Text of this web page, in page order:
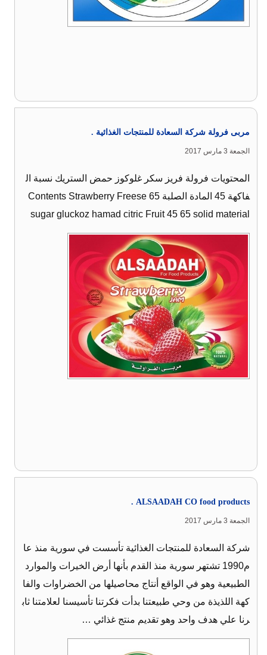
مربى فرولة شركة السعادة للمنتجات الغذائية .
الجمعة 3 مارس 2017
المحتويات فرولة فريز سكر غلوكوز حمض الستريك نسبة ال
فاكهة 45 المادة الصلبة 65 Contents Strawberry Freese
sugar gluckoz hamad citric Fruit 45 65 solid material
ALSAADAH CO food products .
الجمعة 3 مارس 2017
شركة السعادة للمنتجات الغذائية تأسست في سورية منذ عا
م1990 تشتهر سورية منذ القدم بأنها أرض الخيرات والموارد
الطبيعية وهو في الواقع أنتاج محاصيلها من الخضراوات والفا
كهة اللذيذة من وحي طبيعتنا بدأت فكرتنا تأسيسنا لعلامتنا ثاب
رنا علي هدف واحد وهو تقديم منتج غذائي …